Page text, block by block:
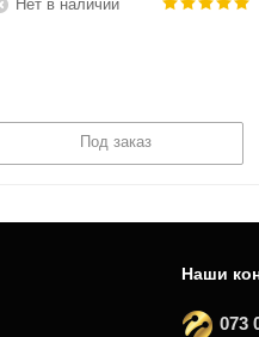
Нет в наличии
Под заказ
Наши
073